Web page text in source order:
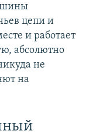
цепи и
и работает
абсолютно
не
на